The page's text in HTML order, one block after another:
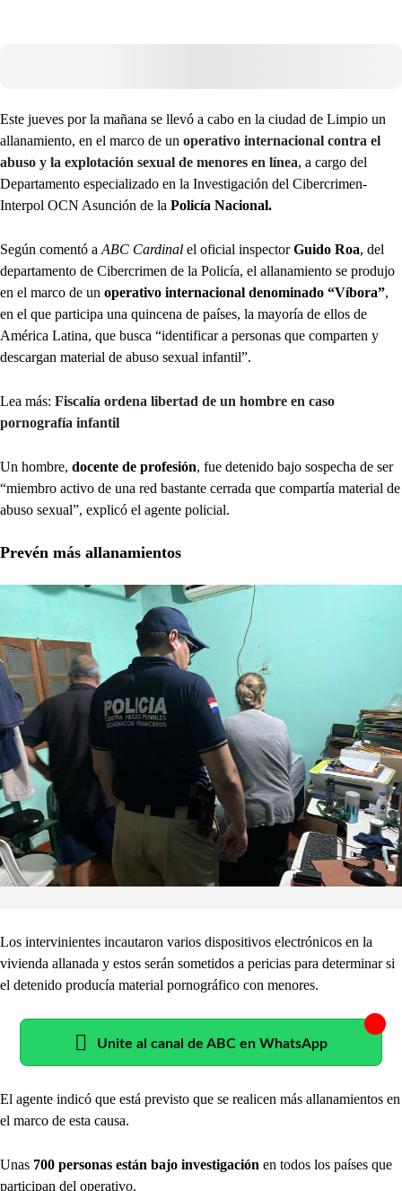
Este jueves por la mañana se llevó a cabo en la ciudad de Limpio un
allanamiento, en el marco de un operativo internacional contra el
abuso y la explotación sexual de menores en línea, a cargo del
Departamento especializado en la Investigación del Cibercrimen-
Interpol OCN Asunción de la Policía Nacional.
Según comentó a ABC Cardinal el oficial inspectorGuido Roa, del
departamento de Cibercrimen de la Policía, el allanamiento se produjo
en el marco de un operativo internacional denominado “Víbora”,
en el que participa una quincena de países, la mayoría de ellos de
América Latina, que busca “identificar a personas que comparten y
descargan material de abuso sexual infantil”.
Lea más: Fiscalía ordena libertad de un hombre en caso
pornografía infantil
Un hombre, docente de profesión, fue detenido bajo sospecha de ser
“miembro activo de una red bastante cerrada que compartía material de
abuso sexual”, explicó el agente policial.
Prevén más allanamientos
Los intervinientes incautaron varios dispositivos electrónicos en la
vivienda allanada y estos serán sometidos a pericias para determinar si
el detenido producía material pornográfico con menores.
Unite al canal de ABC en WhatsApp
El agente indicó que está previsto que se realicen más allanamientos en
el marco de esta causa.
Unas 700 personas están bajo investigación en todos los países que
participan del operativo.